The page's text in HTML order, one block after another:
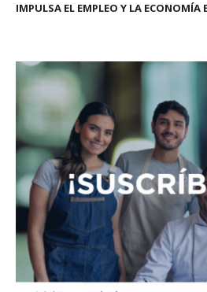
IMPULSA EL EMPLEO Y LA ECONOMÍA